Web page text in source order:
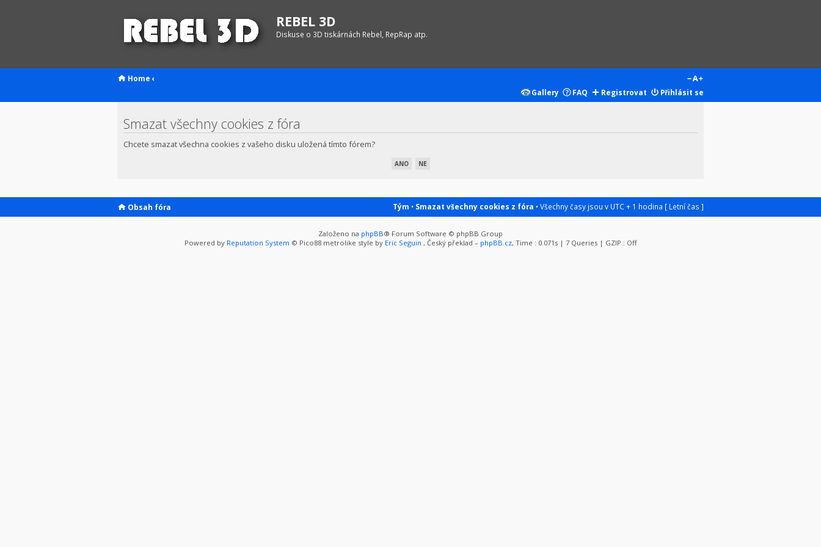
REBEL 3D
Diskuse o 3D tiskárnách Rebel, RepRap atp.
Home ‹
Gallery
FAQ Registrovat Přihlásit se
Smazat všechny cookies z fóra
Chcete smazat všechna cookies z vašeho disku uložená tímto fórem?
Obsah fóra Tým • Smazat všechny cookies z fóra • Všechny časy jsou v UTC + 1 hodina [ Letní čas ]
Založeno na phpBB® Forum Software © phpBB Group
Powered by Reputation System © Pico88 metrolike style by Eric Seguin , Český překlad – phpBB.cz, Time : 0.071s | 7 Queries | GZIP : Off